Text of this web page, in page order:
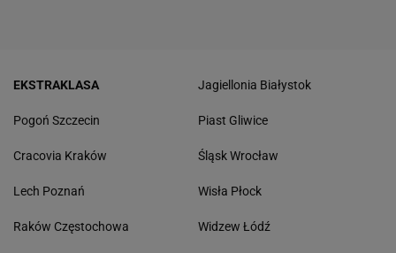
EKSTRAKLASA
Pogoń Szczecin
Cracovia Kraków
Lech Poznań
Raków Częstochowa
Jagiellonia Białystok
Piast Gliwice
Śląsk Wrocław
Wisła Płock
Widzew Łódź